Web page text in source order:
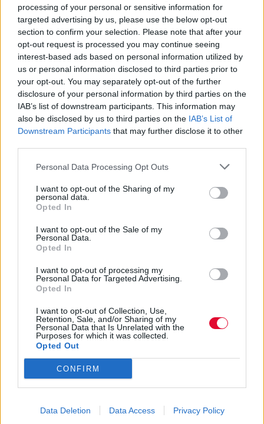
processing of your personal or sensitive information for
targeted advertising by us, please use the below opt-out
section to confirm your selection. Please note that after your
opt-out request is processed you may continue seeing
interest-based ads based on personal information utilized by
us or personal information disclosed to third parties prior to
your opt-out. You may separately opt-out of the further
disclosure of your personal information by third parties on the
IAB’s list of downstream participants. This information may
also be disclosed by us to third parties on the IAB’s List of
Downstream Participants that may further disclose it to other
Personal Data Processing Opt Outs
I want to opt-out of the Sharing of my
personal data.
Opted In
I want to opt-out of the Sale of my
Personal Data.
Opted In
I want to opt-out of processing my
Personal Data for Targeted Advertising.
Opted In
I want to opt-out of Collection, Use,
Retention, Sale, and/or Sharing of my
Personal Data that Is Unrelated with the
Purposes for which it was collected.
Opted Out
CONFIRM
Data Deletion Data Access Privacy Policy
Για κάποιον/κάποια, που μεγαλώνει με πλαστικό
φίλτρα, συνθετικά ρούχα- τα μικροπλαστικά δεν
είναι θεωρητικό πρόβλημα, είναι καθημερινότητα.
Και αυτό σημαίνει ότι: Μπορεί να υποφέρεις από
φλεγμονές στο έντερο, ή μικρές ενοχλήσεις που δεν
είναι ξεκάθαρα νόσος, αλλά συσσωρεύονται με τον
καιρό. Μπορεί να προκύψει μία πιθανή αλλαγή του
μεταβολισμού στο πώς το σώμα διαχειρίζεται τα
λιπαρά, τη ζάχαρη ή τις ορμόνες.